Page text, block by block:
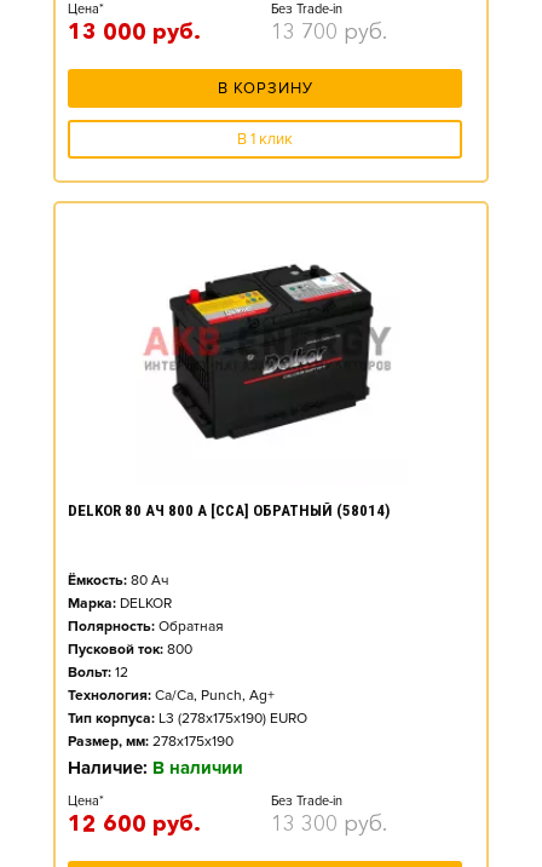
Цена*
13 000 руб.
Без Trade-in
13 700 руб.
В КОРЗИНУ
В 1 клик
DELKOR 80 АЧ 800 А [CCA] ОБРАТНЫЙ (58014)
Ёмкость: 80 Ач
Марка: DELKOR
Полярность: Обратная
Пусковой ток: 800
Вольт: 12
Технология: Ca/Ca, Punch, Ag+
Тип корпуса: L3 (278x175x190) EURO
Размер, мм: 278x175x190
Наличие: В наличии
Цена*
12 600 руб.
Без Trade-in
13 300 руб.